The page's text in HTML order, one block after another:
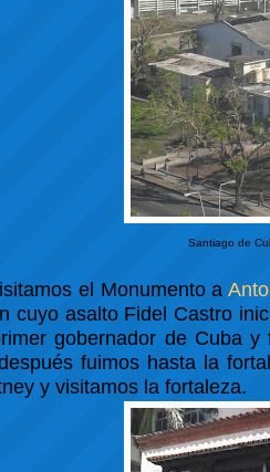
Santiago de
el Monumento a
cuyo asalto Fidel Castro
gobernador de Cuba
fuimos hasta la
y visitamos la fortaleza.